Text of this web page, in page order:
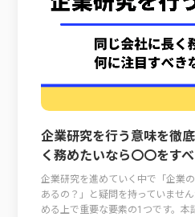
企業研究を行う意味を徹
く務めたいなら〇〇をす
企業研究を進めていく中で「企業
あるの？」と疑問を持っていませ
める上で重要な要素の1つです。本